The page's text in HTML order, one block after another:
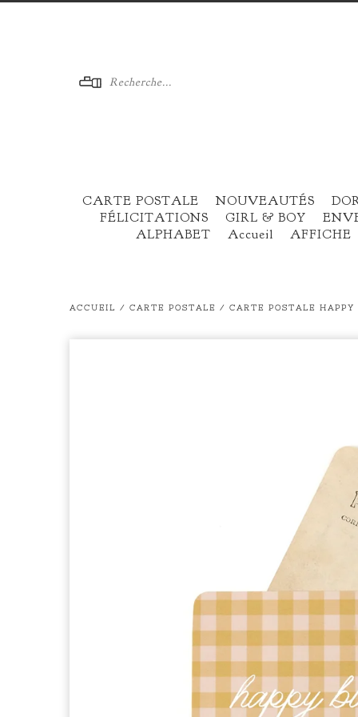
CARTE POSTALE NOUVEAUTÉS
FÉLICITATIONS
GIRL & BOY
ALPHABET
Accueil AFFICHE
ACCUEIL / CARTE POSTALE / CARTE POSTALE